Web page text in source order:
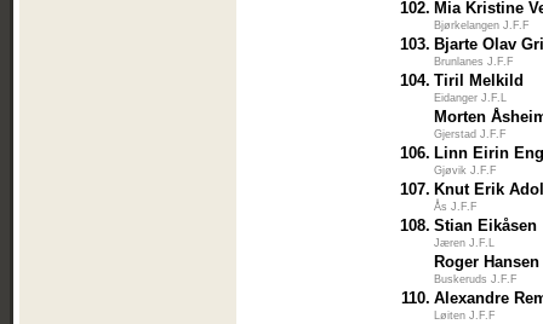
102. Mia Kristine
Bjørkelangen J.F.F
103. Bjarte Olav
Brunlanes J.F.F
104. Tiril Melkild
Eidanger J.F.L
Morten
Gjerstad J.F.F
106. Linn Eirin
Gjøvik J.F.F
107. Knut Erik
Ås J.F.F
108. Stian Eikåsen
Jæren J.F.L
Roger Hansen
Buskeruds J.F.F
110. Alexandre
Løiten J.F.F